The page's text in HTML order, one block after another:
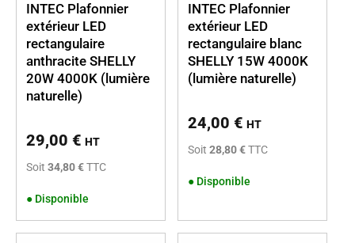
INTEC Plafonnier
extérieur LED
rectangulaire
anthracite SHELLY
20W 4000K (lumière
naturelle)
29,00 € HT
Soit 34,80 €TTC
● Disponible
INTEC Plafonnier
extérieur LED
rectangulaire blanc
SHELLY 15W 4000K
(lumière naturelle)
24,00 € HT
Soit 28,80 €TTC
● Disponible